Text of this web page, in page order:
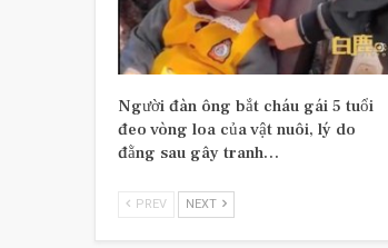
Người đàn ông bắt cháu gái 5 tuổi
đeo vòng loa của vật nuôi, lý do
đằng sau gây tranh…
PREV NEXT